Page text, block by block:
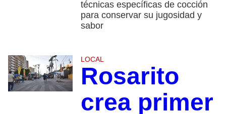
técnicas específicas de cocción
para conservar su jugosidad y
sabor
LOCAL
Rosarito
crea primer